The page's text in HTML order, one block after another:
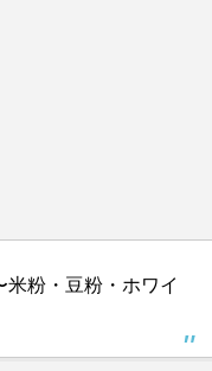
米粉・豆粉・ホワイ